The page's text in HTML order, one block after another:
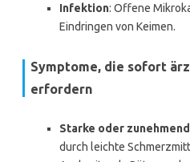
Infektion: Offene
Eindringen von Keimen.
Symptome, die sofort
erfordern
Starke oder
durch leichte